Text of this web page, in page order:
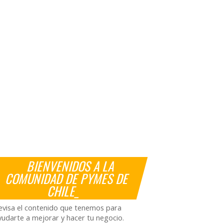
BIENVENIDOS A LA
COMUNIDAD DE PYMES DE
CHILE_
el contenido que tenemos para
a mejorar y hacer tu negocio.